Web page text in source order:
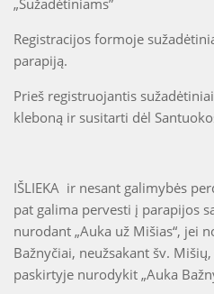
„Sužadėtiniams”
Registracijos formoje
parapiją.
Prieš registruojantis
kleboną ir susitarti dėl
IŠLIEKA ir nesant galimybės
pat galima pervesti į parapijos
nurodant „Auka už Mišias“, jei
Bažnyčiai, neužsakant šv.
paskirtyje nurodykit „Auka